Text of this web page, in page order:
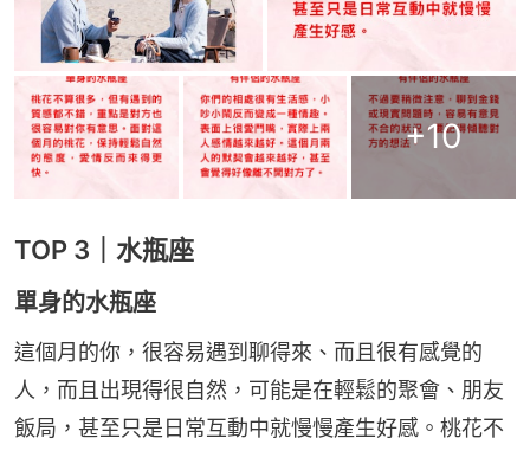
+10
TOP 3｜水瓶座
單身的水瓶座
這個月的你，很容易遇到聊得來、而且很有感覺的
人，而且出現得很自然，可能是在輕鬆的聚會、朋友
飯局，甚至只是日常互動中就慢慢產生好感。桃花不